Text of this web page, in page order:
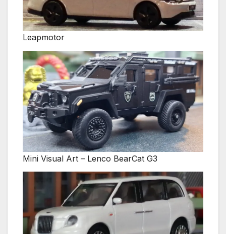
Leapmotor
Mini Visual Art – Lenco BearCat G3